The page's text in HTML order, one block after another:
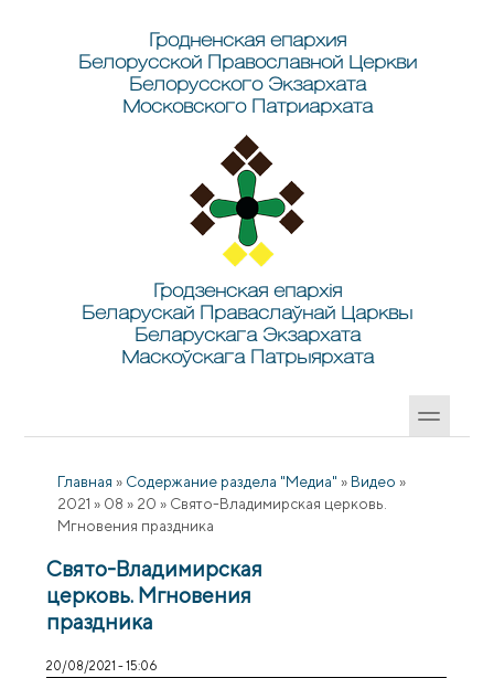
Гродненская епархия
Белорусской Православной Церкви
Белорусского Экзархата
Московского Патриархата
Гродзенская епархія
Беларускай Праваслаўнай Царквы
Беларускага Экзархата
Маскоўскага Патрыярхата
Главная » Содержание раздела "Медиа" » Видео »
2021 » 08 » 20 » Свято-Владимирская церковь.
Мгновения праздника
Свято-Владимирская
церковь. Мгновения
праздника
20/08/2021 - 15:06